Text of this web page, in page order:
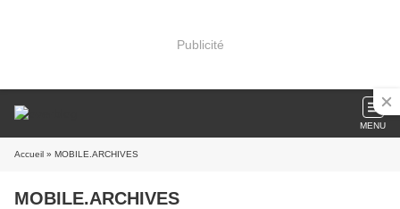
Publicité
MENU
Accueil » MOBILE.ARCHIVES
MOBILE.ARCHIVES